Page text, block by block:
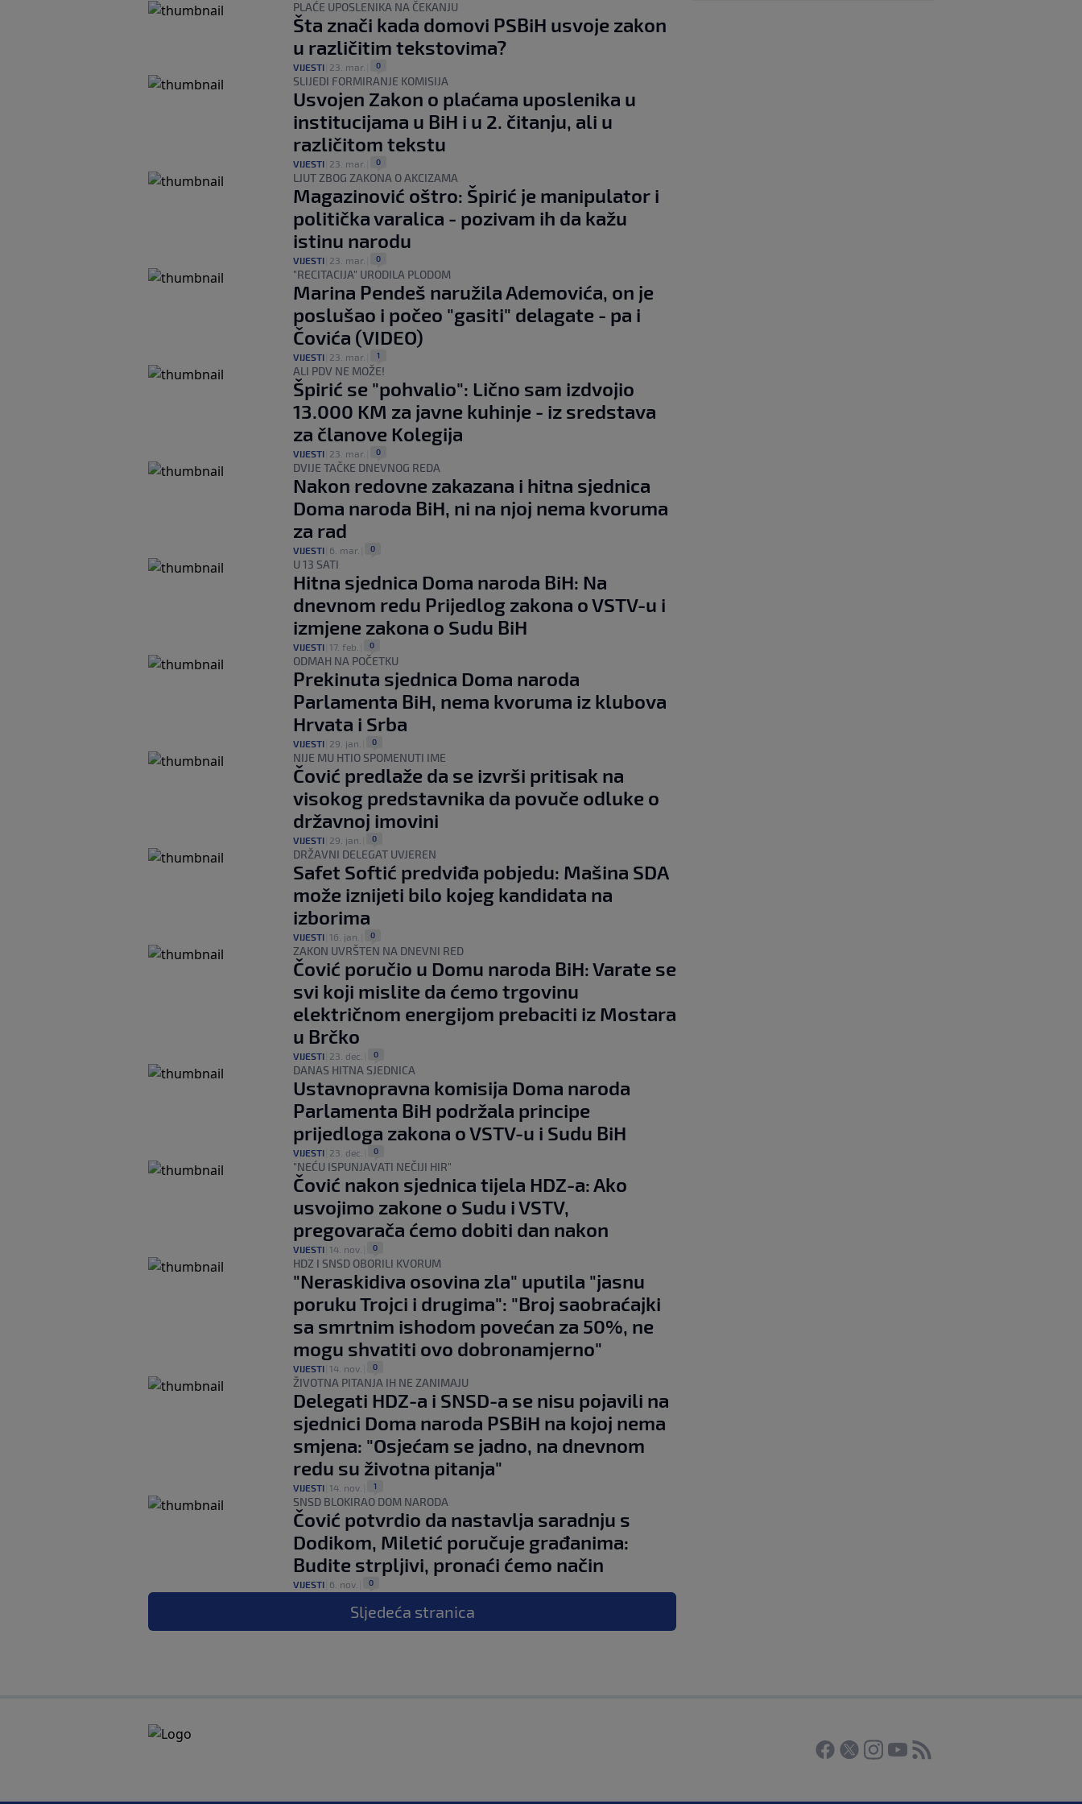
PLAĆE UPOSLENIKA NA ČEKANJU
Šta znači kada domovi PSBiH usvoje zakon
u različitim tekstovima?
VIJESTI 23. mar. 0
SLIJEDI FORMIRANJE KOMISIJA
Usvojen Zakon o plaćama uposlenika u
institucijama u BiH i u 2. čitanju, ali u
različitom tekstu
VIJESTI 23. mar. 0
LJUT ZBOG ZAKONA O AKCIZAMA
Magazinović oštro: Špirić je manipulator i
politička varalica - pozivam ih da kažu
istinu narodu
VIJESTI 23. mar. 0
"RECITACIJA" URODILA PLODOM
Marina Pendeš naružila Ademovića, on je
poslušao i počeo "gasiti" delagate - pa i
Čovića (VIDEO)
VIJESTI 23. mar. 1
ALI PDV NE MOŽE!
Špirić se "pohvalio": Lično sam izdvojio
13.000 KM za javne kuhinje - iz sredstava
za članove Kolegija
VIJESTI 23. mar. 0
DVIJE TAČKE DNEVNOG REDA
Nakon redovne zakazana i hitna sjednica
Doma naroda BiH, ni na njoj nema kvoruma
za rad
VIJESTI 6. mar. 0
U 13 SATI
Hitna sjednica Doma naroda BiH: Na
dnevnom redu Prijedlog zakona o VSTV-u i
izmjene zakona o Sudu BiH
VIJESTI 17. feb. 0
ODMAH NA POČETKU
Prekinuta sjednica Doma naroda
Parlamenta BiH, nema kvoruma iz klubova
Hrvata i Srba
VIJESTI 29. jan. 0
NIJE MU HTIO SPOMENUTI IME
Čović predlaže da se izvrši pritisak na
visokog predstavnika da povuče odluke o
državnoj imovini
VIJESTI 29. jan. 0
DRŽAVNI DELEGAT UVJEREN
Safet Softić predviđa pobjedu: Mašina SDA
može iznijeti bilo kojeg kandidata na
izborima
VIJESTI 16. jan. 0
ZAKON UVRŠTEN NA DNEVNI RED
Čović poručio u Domu naroda BiH: Varate se
svi koji mislite da ćemo trgovinu
električnom energijom prebaciti iz Mostara
u Brčko
VIJESTI 23. dec. 0
DANAS HITNA SJEDNICA
Ustavnopravna komisija Doma naroda
Parlamenta BiH podržala principe
prijedloga zakona o VSTV-u i Sudu BiH
VIJESTI 23. dec. 0
"NEĆU ISPUNJAVATI NEČIJI HIR"
Čović nakon sjednica tijela HDZ-a: Ako
usvojimo zakone o Sudu i VSTV,
pregovarača ćemo dobiti dan nakon
VIJESTI 14. nov. 0
HDZ I SNSD OBORILI KVORUM
"Neraskidiva osovina zla" uputila "jasnu
poruku Trojci i drugima": "Broj saobraćajki
sa smrtnim ishodom povećan za 50%, ne
mogu shvatiti ovo dobronamjerno"
VIJESTI 14. nov. 0
ŽIVOTNA PITANJA IH NE ZANIMAJU
Delegati HDZ-a i SNSD-a se nisu pojavili na
sjednici Doma naroda PSBiH na kojoj nema
smjena: "Osjećam se jadno, na dnevnom
redu su životna pitanja"
VIJESTI 14. nov. 1
SNSD BLOKIRAO DOM NARODA
Čović potvrdio da nastavlja saradnju s
Dodikom, Miletić poručuje građanima:
Budite strpljivi, pronaći ćemo način
VIJESTI 6. nov. 0
Sljedeća stranica